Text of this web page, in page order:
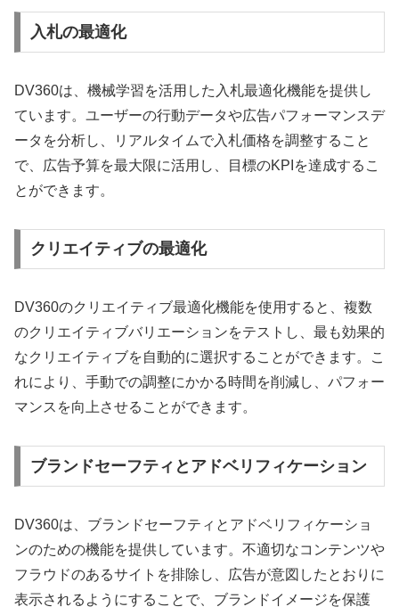
入札の最適化
DV360は、機械学習を活用した入札最適化機能を提供し
ています。ユーザーの行動データや広告パフォーマンスデ
ータを分析し、リアルタイムで入札価格を調整すること
で、広告予算を最大限に活用し、目標のKPIを達成するこ
とができます。
クリエイティブの最適化
DV360のクリエイティブ最適化機能を使用すると、複数
のクリエイティブバリエーションをテストし、最も効果的
なクリエイティブを自動的に選択することができます。こ
れにより、手動での調整にかかる時間を削減し、パフォー
マンスを向上させることができます。
ブランドセーフティとアドベリフィケーション
DV360は、ブランドセーフティとアドベリフィケーショ
ンのための機能を提供しています。不適切なコンテンツや
フラウドのあるサイトを排除し、広告が意図したとおりに
表示されるようにすることで、ブランドイメージを保護